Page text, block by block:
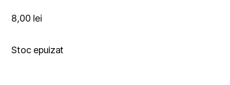
8,00 lei
Stoc epuizat